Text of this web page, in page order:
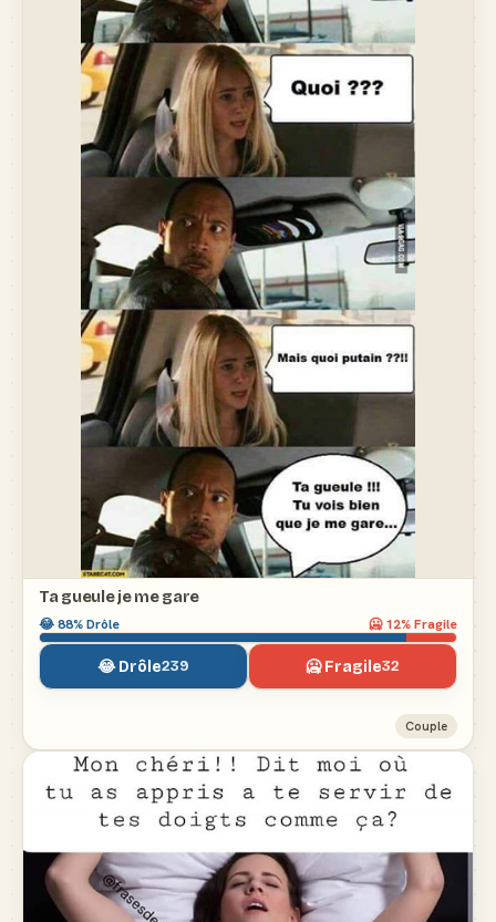
Ta gueule je me gare
😂88% Drôle 🥶12% Fragile
😂 Drôle239 🥶 Fragile32
Couple